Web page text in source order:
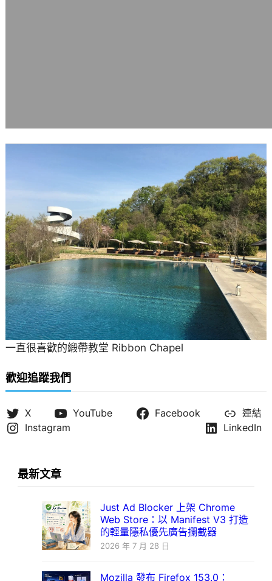
一直很喜歡的緞帶教堂 Ribbon Chapel
歡迎追蹤我們
X YouTube Facebook
連結
Instagram
LinkedIn
最新文章
Just Ad Blocker 上架 Chrome
Web Store：以 Manifest V3 打造
的輕量隱私優先廣告攔截器
2026 年 7 月 28 日
Mozilla 發布 Firefox 153.0：